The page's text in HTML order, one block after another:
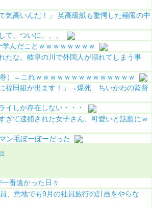
気高いんだ！」 英高級紙も驚愕した極限の中
て、ついに、、、
んだことｗｗｗｗｗｗｗｗ
たな。岐阜の川で外国人が溺れてしまう事
）←これｗｗｗｗｗｗｗｗｗｗｗｗｗｗ
福田組が出ます！」→爆死 ちいかわの監督
イしか存在しない・・・
ぎて逮捕された女子さん、可愛いと話題にｗ
ン毛ぼーぼーだった
番遠かった日々
、意地でも9月の社員旅行の計画をやらな